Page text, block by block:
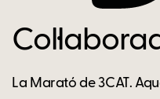
La Marató de 3CAT.